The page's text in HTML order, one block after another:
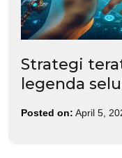
Strategi
legenda
Posted on: April 5,